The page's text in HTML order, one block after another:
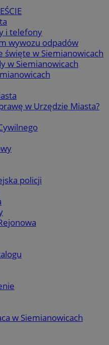
i telefony
wywozu odpadów
święte w Siemianowicach
w Siemianowicach
w Urzędzie Miasta?
policji
w Siemianowicach